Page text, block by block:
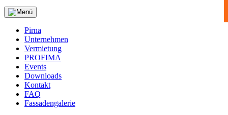
Pirna
Unternehmen
Vermietung
PROFIMA
Events
Downloads
Kontakt
FAQ
Fassadengalerie